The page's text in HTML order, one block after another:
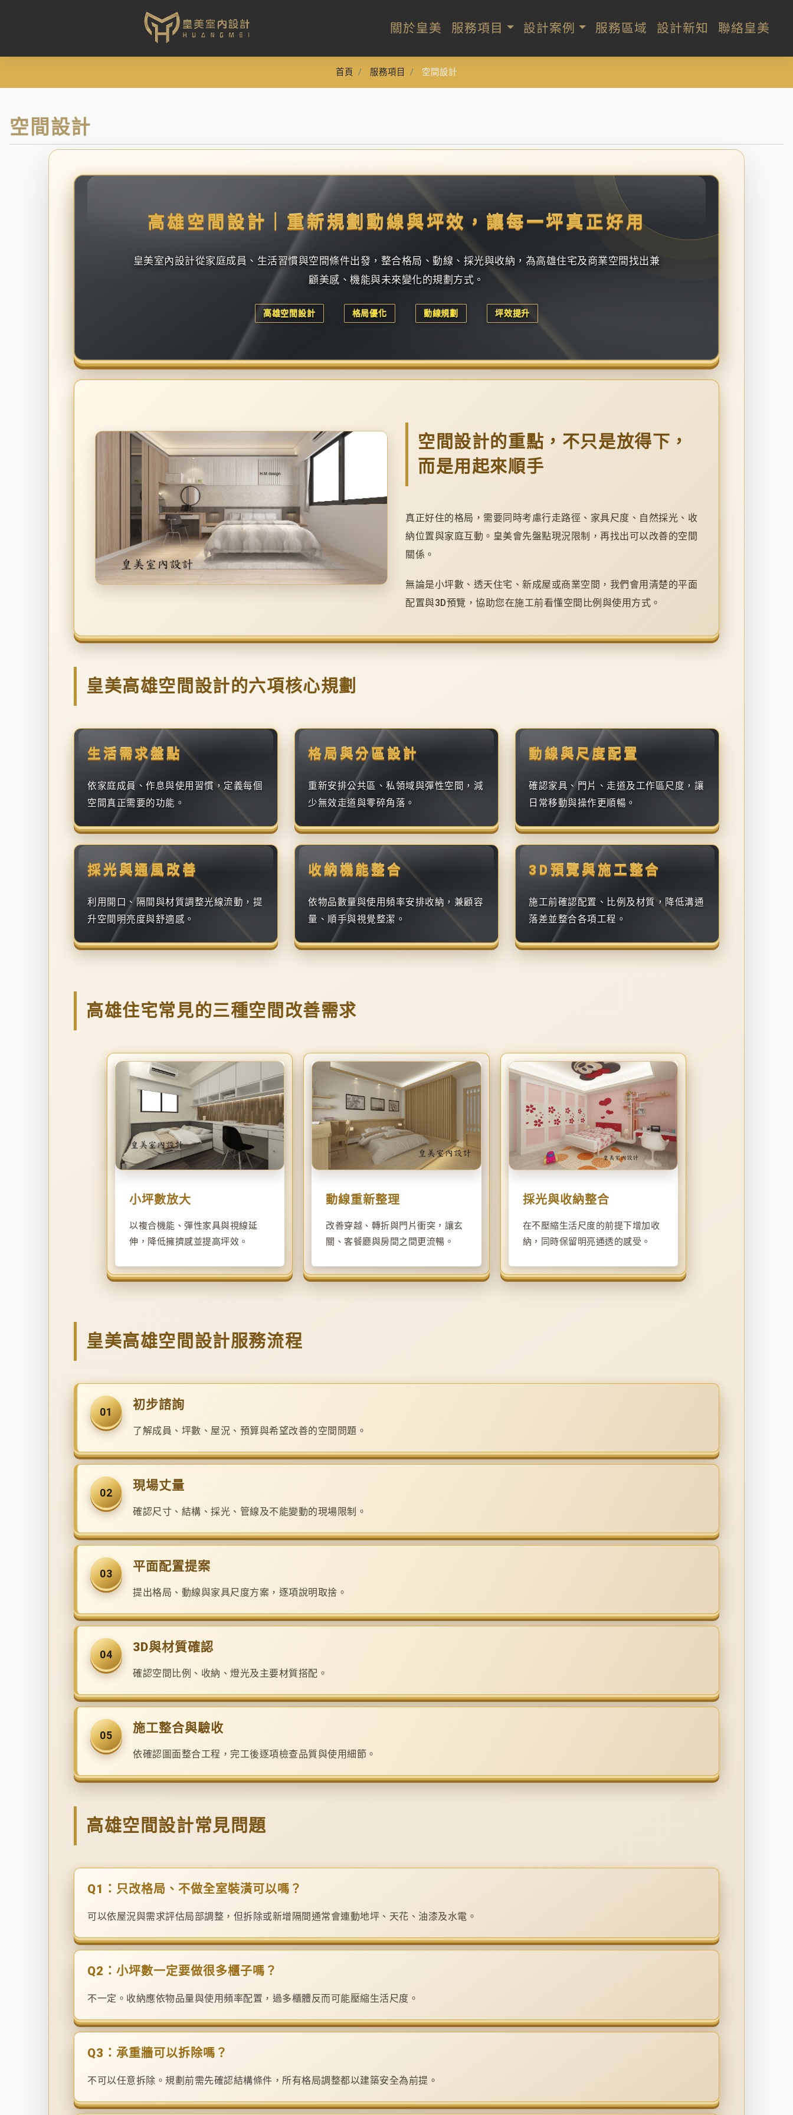
關於皇美 服務項目 設計案例 服務區域 設計新知 聯絡皇美
首頁 服務項目 空間設計
空間設計
高雄空間設計｜重新規劃動線與坪效，讓每一坪真正好用
皇美室內設計從家庭成員、生活習慣與空間條件出發，整合格局、動線、採光與收納，為高雄住宅及商業空間找出兼
顧美感、機能與未來變化的規劃方式。
高雄空間設計 格局優化 動線規劃 坪效提升
空間設計的重點，不只是放得下，
而是用起來順手
真正好住的格局，需要同時考慮行走路徑、家具尺度、自然採光、收
納位置與家庭互動。皇美會先盤點現況限制，再找出可以改善的空間
關係。
無論是小坪數、透天住宅、新成屋或商業空間，我們會用清楚的平面
配置與3D預覽，協助您在施工前看懂空間比例與使用方式。
皇美高雄空間設計的六項核心規劃
生活需求盤點
依家庭成員、作息與使用習慣，定義每個
空間真正需要的功能。
格局與分區設計
重新安排公共區、私領域與彈性空間，減
少無效走道與零碎角落。
動線與尺度配置
確認家具、門片、走道及工作區尺度，讓
日常移動與操作更順暢。
採光與通風改善
利用開口、隔間與材質調整光線流動，提
升空間明亮度與舒適感。
收納機能整合
依物品數量與使用頻率安排收納，兼顧容
量、順手與視覺整潔。
3D預覽與施工整合
施工前確認配置、比例及材質，降低溝通
落差並整合各項工程。
高雄住宅常見的三種空間改善需求
小坪數放大
以複合機能、彈性家具與視線延
伸，降低擁擠感並提高坪效。
動線重新整理
改善穿越、轉折與門片衝突，讓玄
關、客餐廳與房間之間更流暢。
採光與收納整合
在不壓縮生活尺度的前提下增加收
納，同時保留明亮通透的感受。
皇美高雄空間設計服務流程
01
初步諮詢
了解成員、坪數、屋況、預算與希望改善的空間問題。
02
現場丈量
確認尺寸、結構、採光、管線及不能變動的現場限制。
03
平面配置提案
提出格局、動線與家具尺度方案，逐項說明取捨。
04
3D與材質確認
確認空間比例、收納、燈光及主要材質搭配。
05
施工整合與驗收
依確認圖面整合工程，完工後逐項檢查品質與使用細節。
高雄空間設計常見問題
Q1：只改格局、不做全室裝潢可以嗎？
可以依屋況與需求評估局部調整，但拆除或新增隔間通常會連動地坪、天花、油漆及水電。
Q2：小坪數一定要做很多櫃子嗎？
不一定。收納應依物品量與使用頻率配置，過多櫃體反而可能壓縮生活尺度。
Q3：承重牆可以拆除嗎？
不可以任意拆除。規劃前需先確認結構條件，所有格局調整都以建築安全為前提。